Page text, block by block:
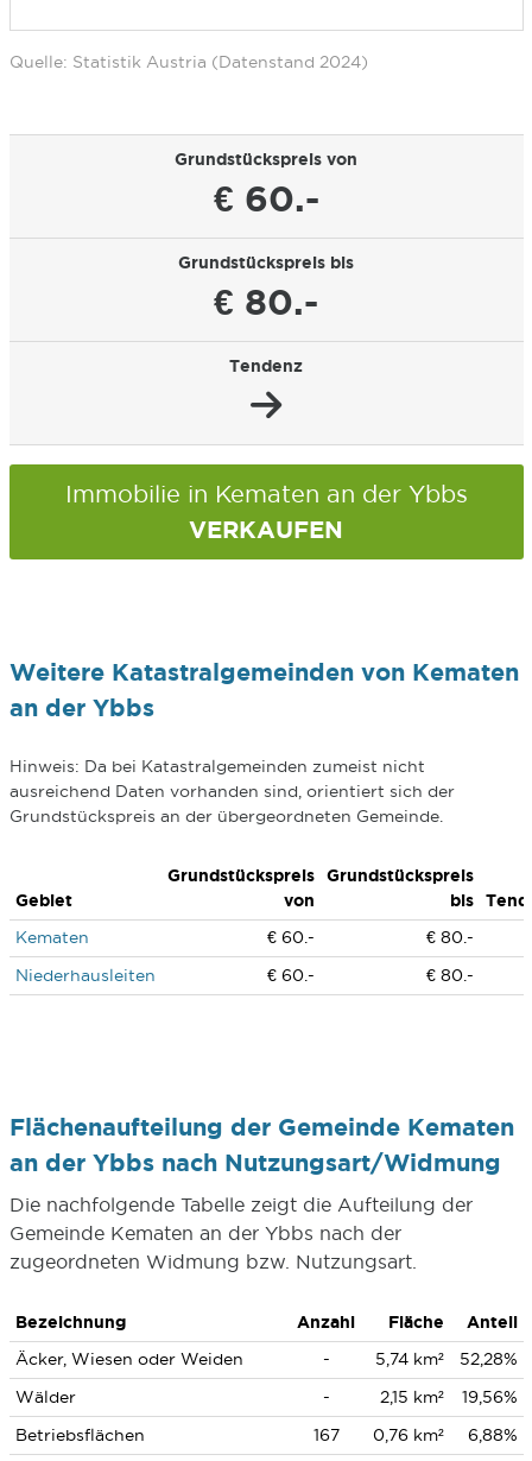
Quelle: Statistik Austria (Datenstand 2024)
Grundstückspreis von
€ 60.-
Grundstückspreis bis
€ 80.-
Tendenz
Immobilie in Kematen an der Ybbs
VERKAUFEN
Weitere Katastralgemeinden von Kematen
an der Ybbs
Hinweis: Da bei Katastralgemeinden zumeist nicht
ausreichend Daten vorhanden sind, orientiert sich der
Grundstückspreis an der übergeordneten Gemeinde.
Gebiet
Grundstückspreis
von
Grundstückspreis
bis
Kematen
€ 60.-
€ 80.-
Niederhausleiten
€ 60.- € 80.-
Flächenaufteilung der Gemeinde Kematen
an der Ybbs nach Nutzungsart/Widmung
Die nachfolgende Tabelle zeigt die Aufteilung der
Gemeinde Kematen an der Ybbs nach der
zugeordneten Widmung bzw. Nutzungsart.
Bezeichnung Anzahl Fläche
Anteil
Äcker, Wiesen oder Weiden
- 5,74 km²
52,28%
Wälder
- 2,15 km²
19,56%
Betriebsflächen
167 0,76 km² 6,88%